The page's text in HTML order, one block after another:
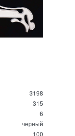
3198
315
6
черный
100